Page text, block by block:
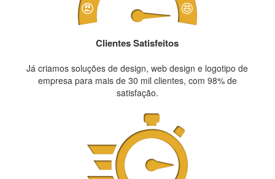
Clientes Satisfeitos
Já criamos soluções de design, web design e logotipo de
empresa para mais de 30 mil clientes, com 98% de
satisfação.